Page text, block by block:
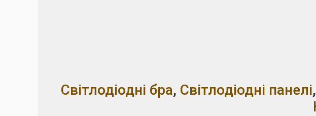
Світлодіодні бра, Світлодіодні панелі,